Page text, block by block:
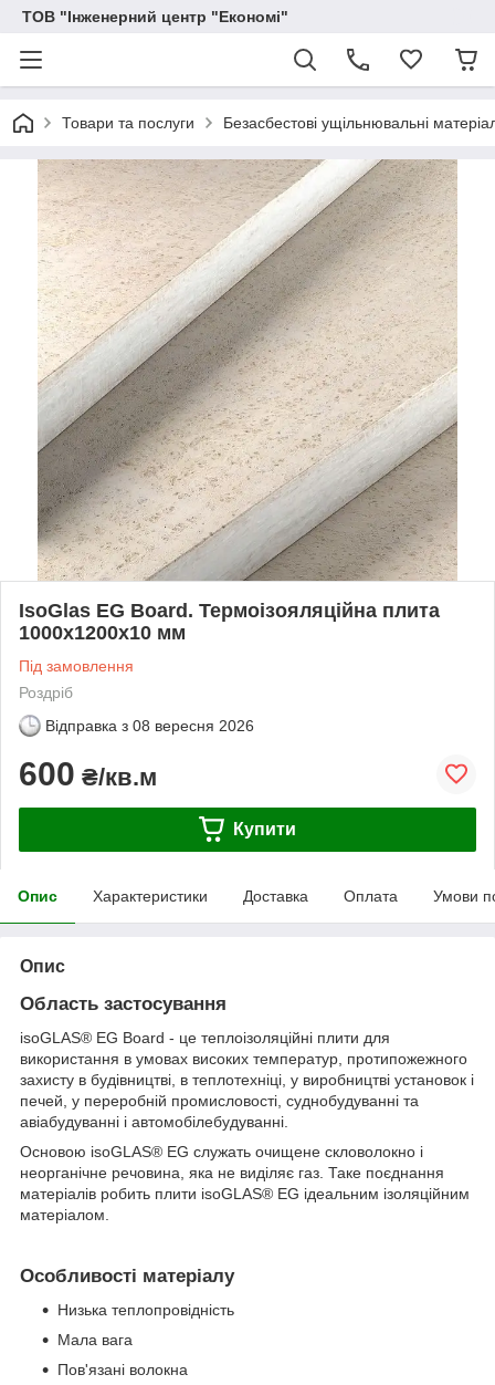
ТОВ "Інженерний центр "Економі"
Товари та послуги Безасбестові ущільнювальні
IsoGlas EG Board. Термоізояляційна плита
1000х1200х10 мм
Під замовлення
Роздріб
Відправка з 08 вересня 2026
600 ₴/кв.м
Купити
Опис Характеристики Доставка Оплата Умови
Опис
Область застосування
isoGLAS® EG Board - це теплоізоляційні плити для
використання в умовах високих температур, протипожежного
захисту в будівництві, в теплотехніці, у виробництві установок і
печей, у переробній промисловості, суднобудуванні та
авіабудуванні і автомобілебудуванні.
Основою isoGLAS® EG служать очищене скловолокно і
неорганічне речовина, яка не виділяє газ. Таке поєднання
матеріалів робить плити isoGLAS® EG ідеальним ізоляційним
матеріалом.
Особливості матеріалу
Низька теплопровідність
Мала вага
Пов'язані волокна